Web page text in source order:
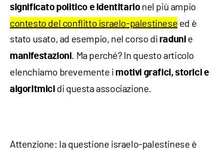
significato politico e identitarionel più ampio
contesto del conflitto israelo-palestinese ed è
stato usato, ad esempio, nel corso di raduni e
manifestazioni. Ma perché? In questo articolo
elenchiamo brevemente i motivi grafici, storici e
algoritmici di questa associazione.
Attenzione: la questione israelo-palestinese è